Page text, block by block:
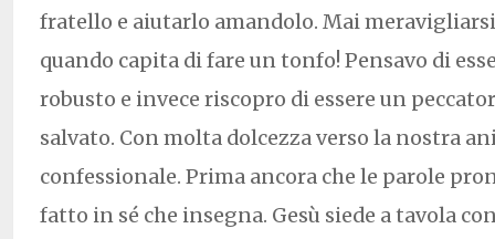
fratello e aiutarlo amandolo. Mai
quando capita di fare un tonfo! Pensavo di
robusto e invece riscopro di essere un
salvato. Con molta dolcezza verso la nostra
confessionale. Prima ancora che le parole
fatto in sé che insegna. Gesù siede a tavola